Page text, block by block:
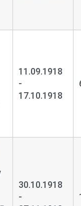
11.09.1918
-
17.10.1918
30.10.1918
-